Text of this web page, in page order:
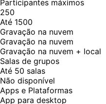
Participantes máximos
250
Até 1500
Gravação na nuvem
Gravação na nuvem
Gravação na nuvem + local
Salas de grupos
Até 50 salas
Não disponível
Apps e Plataformas
App para desktop